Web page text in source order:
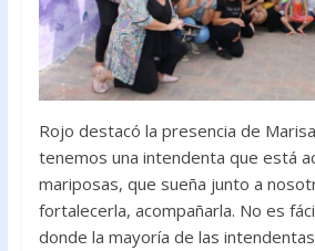
Rojo destacó la presencia de
tenemos una intendenta que está
mariposas, que sueña junto a
fortalecerla, acompañarla. No es
donde la mayoría de las